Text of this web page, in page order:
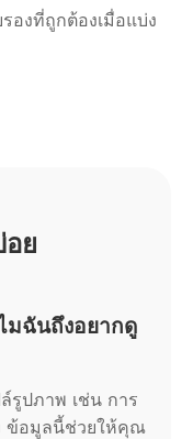
องที่ถูกต้องเมื่อแบ่ง
ย
มฉันถึงอยากดู
รูปภาพ เช่น การ
ข้อมูลนี้ช่วยให้คุณ